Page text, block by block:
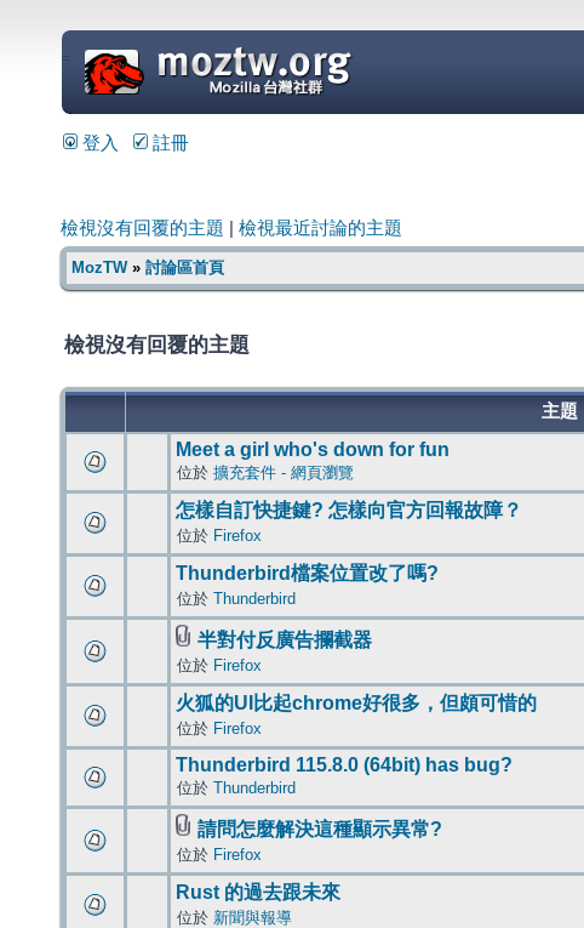
=
登入 註冊
檢視沒有回覆的主題 檢視最近討論的主題
MozTW» 討論區首頁
檢視沒有回覆的主題
主題
Meet a girl who's down for fun
位於 擴充套件 - 網頁瀏覽
怎樣自訂快捷鍵? 怎樣向官方回報故障？
位於 Firefox
Thunderbird檔案位置改了嗎?
位於 Thunderbird
半對付反廣告攔截器
位於 Firefox
火狐的UI比起chrome好很多，但頗可惜的
位於 Firefox
Thunderbird 115.8.0 (64bit) has bug?
位於 Thunderbird
請問怎麼解決這種顯示異常?
位於 Firefox
Rust 的過去跟未來
位於 新聞與報導